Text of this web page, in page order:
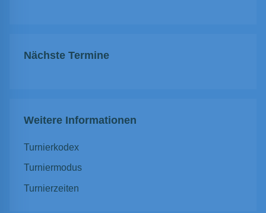
Nächste Termine
Weitere Informationen
Turnierkodex
Turniermodus
Turnierzeiten